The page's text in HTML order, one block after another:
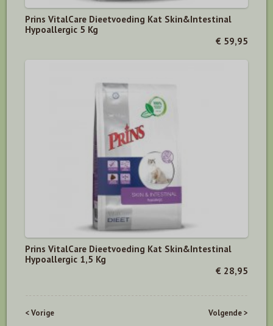
Prins VitalCare Dieetvoeding Kat Skin&Intestinal
Hypoallergic 5 Kg
€ 59,95
Prins VitalCare Dieetvoeding Kat Skin&Intestinal
Hypoallergic 1,5 Kg
€ 28,95
< Vorige Volgende >